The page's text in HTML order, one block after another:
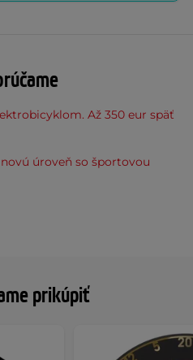
prikúpiť
Až 350 eur späť
úroveň so športovou